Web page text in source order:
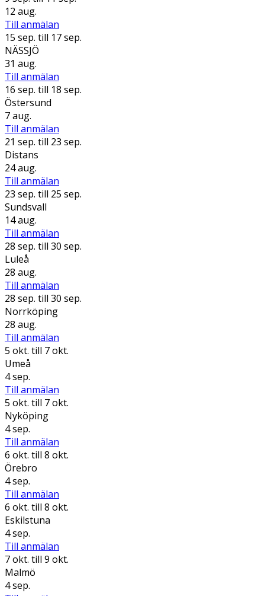
12 aug.
Till anmälan
15 sep. till 17 sep.
NÄSSJÖ
31 aug.
Till anmälan
16 sep. till 18 sep.
Östersund
7 aug.
Till anmälan
21 sep. till 23 sep.
Distans
24 aug.
Till anmälan
23 sep. till 25 sep.
Sundsvall
14 aug.
Till anmälan
28 sep. till 30 sep.
Luleå
28 aug.
Till anmälan
28 sep. till 30 sep.
Norrköping
28 aug.
Till anmälan
5 okt. till 7 okt.
Umeå
4 sep.
Till anmälan
5 okt. till 7 okt.
Nyköping
4 sep.
Till anmälan
6 okt. till 8 okt.
Örebro
4 sep.
Till anmälan
6 okt. till 8 okt.
Eskilstuna
4 sep.
Till anmälan
7 okt. till 9 okt.
Malmö
4 sep.